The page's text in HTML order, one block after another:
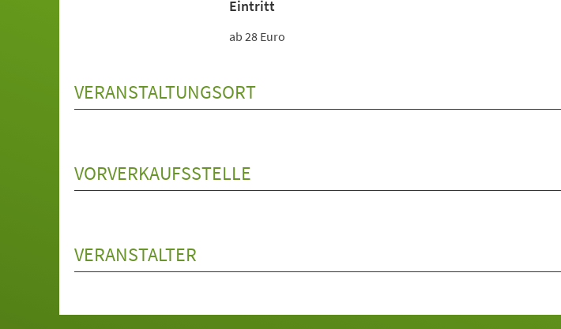
Eintritt
ab 28 Euro
VERANSTALTUNGSORT
VORVERKAUFSSTELLE
VERANSTALTER